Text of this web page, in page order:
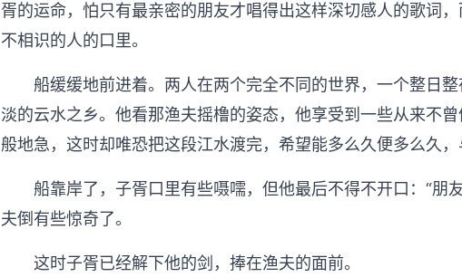
胥的运命，怕只有最亲密的朋友才唱得出这样深切感人的歌词
不相识的人的口里。
船缓缓地前进着。两人在两个完全不同的世界，一个整日
淡的云水之乡。他看那渔夫摇橹的姿态，他享受到一些从来不
般地急，这时却唯恐把这段江水渡完，希望能多么久便多么久，
船靠岸了，子胥口里有些嗫嚅，但他最后不得不开口：“朋
夫倒有些惊奇了。
这时子胥已经解下他的剑，捧在渔夫的面前。